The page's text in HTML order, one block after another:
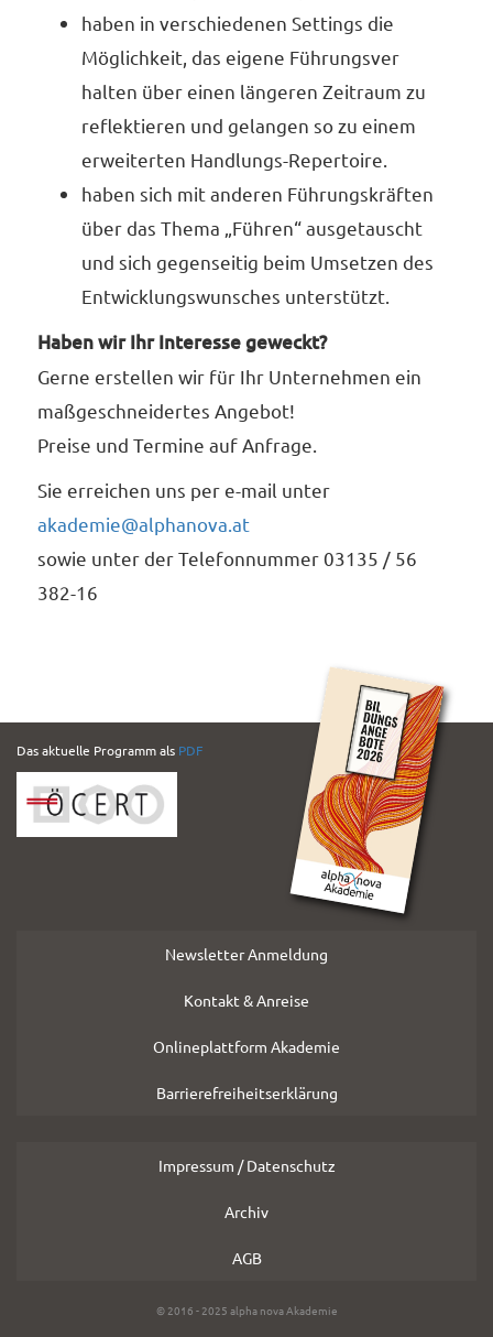
haben in verschiedenen Settings die
Möglichkeit, das eigene Führungsver
halten über einen längeren Zeitraum zu
reflektieren und gelangen so zu einem
erweiterten Handlungs-Repertoire.
haben sich mit anderen Führungskräften
über das Thema „Führen“ ausgetauscht
und sich gegenseitig beim Umsetzen des
Entwicklungswunsches unterstützt.
Haben wir Ihr Interesse geweckt?
Gerne erstellen wir für Ihr Unternehmen ein
maßgeschneidertes Angebot!
Preise und Termine auf Anfrage.
Sie erreichen uns per e-mail unter
akademie@alphanova.at
sowie unter der Telefonnummer 03135 / 56
382-16
PDF
Folder
Das aktuelle Programm als PDF
Newsletter Anmeldung
Kontakt & Anreise
Onlineplattform Akademie
Barrierefreiheitserklärung
Impressum / Datenschutz
Archiv
AGB
© 2016 - 2025 alpha nova Akademie